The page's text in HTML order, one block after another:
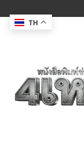
to
content
TH